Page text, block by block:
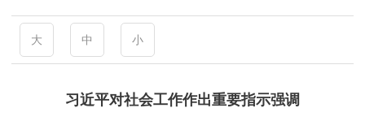
大 中 小
习近平对社会工作作出重要指示强调